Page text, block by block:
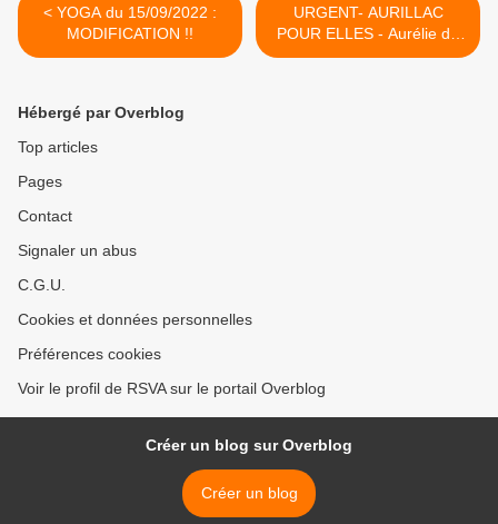
< YOGA du 15/09/2022 :
MODIFICATION !!
URGENT- AURILLAC
POUR ELLES - Aurélie du
Coders15 >
Hébergé par Overblog
Top articles
Pages
Contact
Signaler un abus
C.G.U.
Cookies et données personnelles
Préférences cookies
Voir le profil de RSVA sur le portail Overblog
Créer un blog sur Overblog
Créer un blog